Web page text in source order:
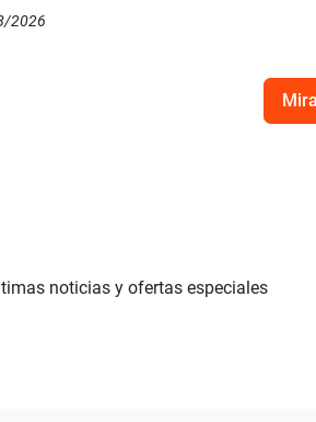
2026
noticias y ofertas especiales